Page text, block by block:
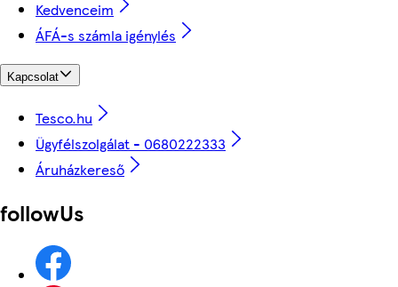
Kedvenceim
ÁFÁ-s számla igénylés
Kapcsolat
Tesco.hu
Ügyfélszolgálat - 0680222333
Áruházkereső
followUs